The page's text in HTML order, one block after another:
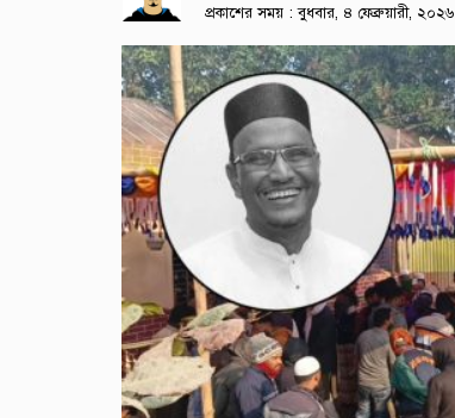
প্রকাশের সময় : বুধবার, ৪ ফেব্রুয়ারী, ২০২৬